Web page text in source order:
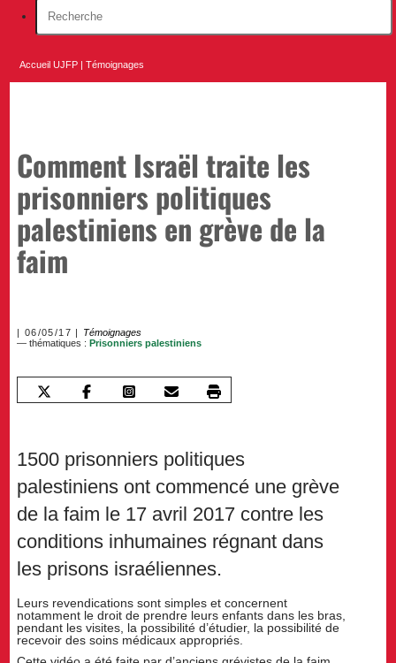
Accueil UJFP |Témoignages
Comment Israël traite les
prisonniers politiques
palestiniens en grève de la
faim
06/05/17
Témoignages
— thématiques : Prisonniers palestiniens
1500 prisonniers politiques
palestiniens ont commencé une grève
de la faim le 17 avril 2017 contre les
conditions inhumaines régnant dans
les prisons israéliennes.
Leurs revendications sont simples et concernent
notamment le droit de prendre leurs enfants dans les bras,
pendant les visites, la possibilité d’étudier, la possibilité de
recevoir des soins médicaux appropriés.